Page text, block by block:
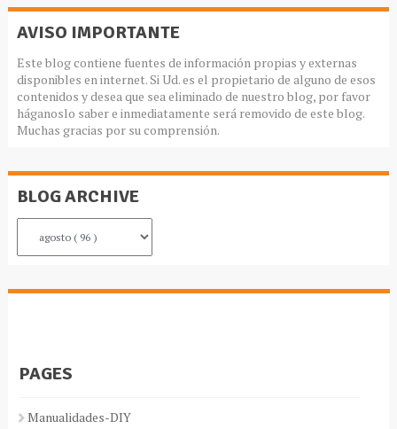
AVISO IMPORTANTE
Este blog contiene fuentes de información propias y externas
disponibles en internet. Si Ud. es el propietario de alguno de esos
contenidos y desea que sea eliminado de nuestro blog, por favor
háganoslo saber e inmediatamente será removido de este blog.
Muchas gracias por su comprensión.
BLOG ARCHIVE
PAGES
Manualidades-DIY